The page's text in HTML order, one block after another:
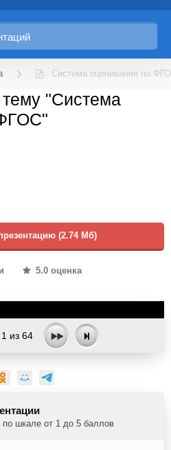
Система оценивания по
"Система
(2.74 Мб)
5.0 оценка
1 из 64
по шкале от 1 до 5 баллов